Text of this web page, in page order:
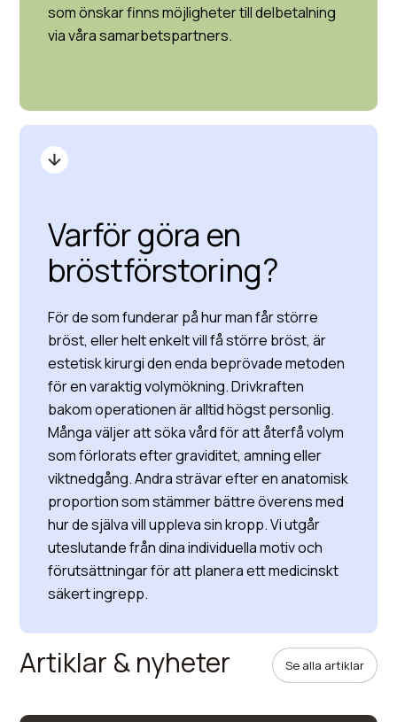
som önskar finns möjligheter till delbetalning
via våra samarbetspartners.
Varför göra en
bröstförstoring?
För de som funderar på hur man får större
bröst, eller helt enkelt vill få större bröst, är
estetisk kirurgi den enda beprövade metoden
för en varaktig volymökning. Drivkraften
bakom operationen är alltid högst personlig.
Många väljer att söka vård för att återfå volym
som förlorats efter graviditet, amning eller
viktnedgång. Andra strävar efter en anatomisk
proportion som stämmer bättre överens med
hur de själva vill uppleva sin kropp. Vi utgår
uteslutande från dina individuella motiv och
förutsättningar för att planera ett medicinskt
säkert ingrepp.
Artiklar & nyheter Se alla artiklar